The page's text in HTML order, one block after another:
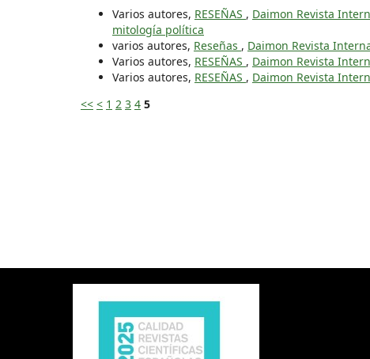
Varios autores, RESEÑAS , Daimon Revista
mitología política
varios autores, Reseñas , Daimon Revista
Varios autores, RESEÑAS , Daimon Revista
Varios autores, RESEÑAS , Daimon Revista
<< < 1 2 3 4 5